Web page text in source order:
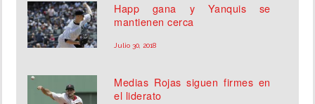
Happ gana y Yanquis se
mantienen cerca
Julio 30, 2018
Medias Rojas siguen firmes en
el liderato